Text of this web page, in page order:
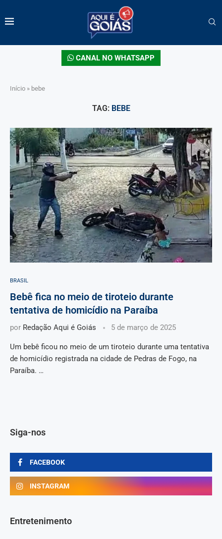
CANAL NO WHATSAPP
Início » bebe
TAG: BEBE
BRASIL
Bebê fica no meio de tiroteio durante
tentativa de homicídio na Paraíba
por Redação Aqui é Goiás 5 de março de 2025
Um bebê ficou no meio de um tiroteio durante uma tentativa
de homicídio registrada na cidade de Pedras de Fogo, na
Paraíba. …
Siga-nos
FACEBOOK
INSTAGRAM
Entretenimento